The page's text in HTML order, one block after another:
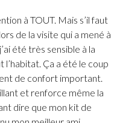
à TOUT. Mais s’il faut
de la visite qui a mené à
été très sensible à la
Ça a été le coup
de confort important.
et renforce même la
dire que mon kit de